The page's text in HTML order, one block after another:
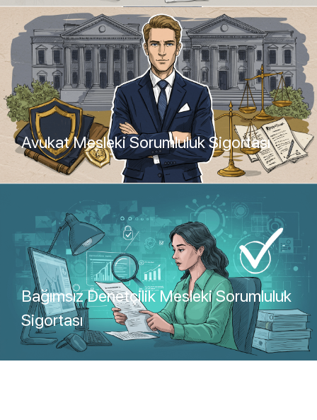
Teklif Al
Avukat Mesleki Sorumluluk Sigortası
Bağımsız Denetçilik Mesleki Sorumluluk
Sigortası